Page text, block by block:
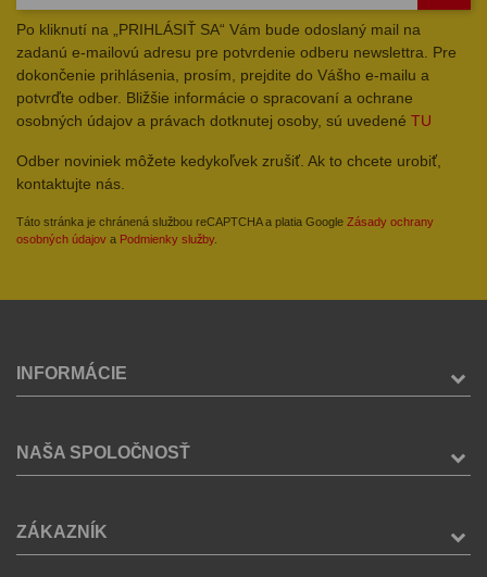
Po kliknutí na „PRIHLÁSIŤ SA“ Vám bude odoslaný mail na
zadanú e-mailovú adresu pre potvrdenie odberu newslettra. Pre
dokončenie prihlásenia, prosím, prejdite do Vášho e-mailu a
potvrďte odber. Bližšie informácie o spracovaní a ochrane
osobných údajov a právach dotknutej osoby, sú uvedené TU
Odber noviniek môžete kedykoľvek zrušiť. Ak to chcete urobiť,
kontaktujte nás.
Táto stránka je chránená službou reCAPTCHA a platia Google Zásady ochrany
osobných údajov a Podmienky služby.
INFORMÁCIE
NAŠA SPOLOČNOSŤ
ZÁKAZNÍK